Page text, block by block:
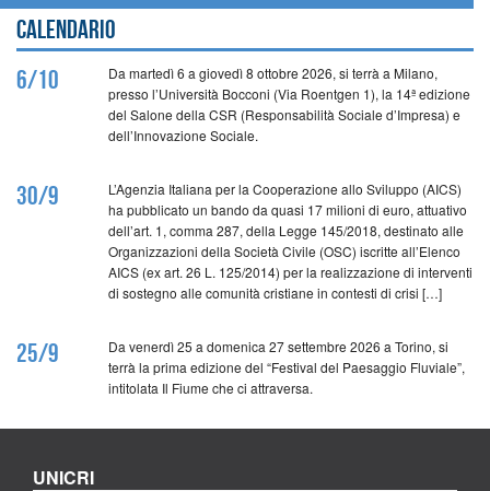
Calendario
6/10
Da martedì 6 a giovedì 8 ottobre 2026, si terrà a Milano,
presso l’Università Bocconi (Via Roentgen 1), la 14ª edizione
del Salone della CSR (Responsabilità Sociale d’Impresa) e
dell’Innovazione Sociale.
30/9
L’Agenzia Italiana per la Cooperazione allo Sviluppo (AICS)
ha pubblicato un bando da quasi 17 milioni di euro, attuativo
dell’art. 1, comma 287, della Legge 145/2018, destinato alle
Organizzazioni della Società Civile (OSC) iscritte all’Elenco
AICS (ex art. 26 L. 125/2014) per la realizzazione di interventi
di sostegno alle comunità cristiane in contesti di crisi […]
25/9
Da venerdì 25 a domenica 27 settembre 2026 a Torino, si
terrà la prima edizione del “Festival del Paesaggio Fluviale”,
intitolata Il Fiume che ci attraversa.
UNICRI